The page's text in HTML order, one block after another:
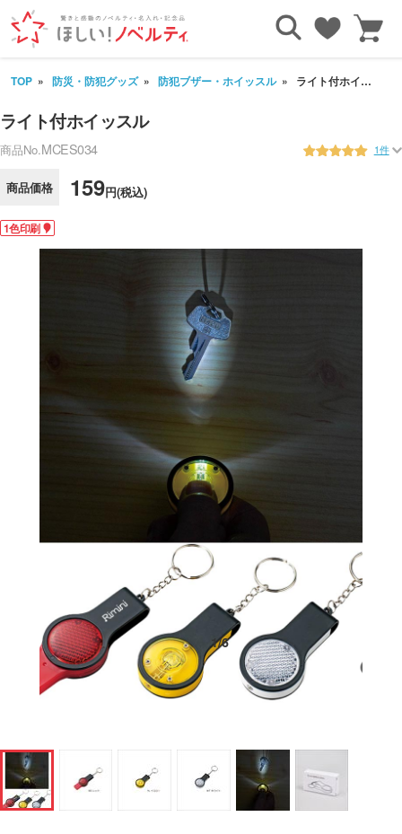
TOP 防災・防犯グッズ 防犯ブザー・ホイッスル ライト付ホイッスル
ライト付ホイッスル
商品No.MCES034 1件
商品価格 159円(税込)
1色印刷
1/6